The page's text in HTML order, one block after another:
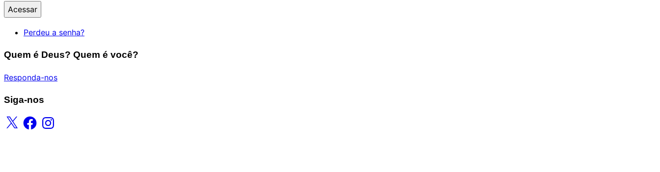
Acessar
Perdeu a senha?
Quem é Deus? Quem é você?
Responda-nos
Siga-nos
X FacebookInstagram